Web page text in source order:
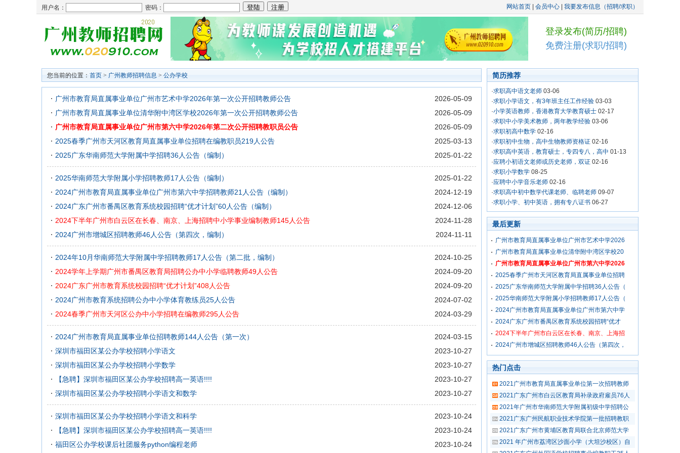
用户名： 密码： 网站首页 会员中心 我要发布信息（招聘/求职）
登录发布(简历/招聘)
免费注册(求职/招聘)
您当前的位置： 首页 > 广州教师招聘信息 > 公办学校
广州市教育局直属事业单位广州市艺术中学2026年第一次公开招聘教师公告
2026-05-09
广州市教育局直属事业单位清华附中湾区学校2026年第一次公开招聘教师公告
2026-05-09
广州市教育局直属事业单位广州市第六中学2026年第二次公开招聘教职员公告
2026-05-09
2025春季广州市天河区教育局直属事业单位招聘在编教职员219人公告
2025-03-13
2025广东华南师范大学附属中学招聘36人公告（编制）
2025-01-22
2025华南师范大学附属小学招聘教师17人公告（编制）
2025-01-22
2024广州市教育局直属事业单位广州市第六中学招聘教师21人公告（编制）
2024-12-19
2024广东广州市番禺区教育系统校园招聘“优才计划”60人公告（编制）
2024-12-06
2024下半年广州市白云区在长春、南京、上海招聘中小学事业编制教师145人公告
2024-11-28
2024广州市增城区招聘教师46人公告（第四次，编制）
2024-11-11
2024年10月华南师范大学附属中学招聘教师17人公告（第二批，编制）
2024-10-25
2024学年上学期广州市番禺区教育局招聘公办中小学临聘教师49人公告
2024-09-20
2024广东广州市教育系统校园招聘“优才计划”408人公告
2024-09-20
2024广州市教育系统招聘公办中小学体育教练员25人公告
2024-07-02
2024春季广州市天河区公办中小学招聘在编教师295人公告
2024-03-29
2024广州市教育局直属事业单位招聘教师144人公告（第一次）
2024-03-15
深圳市福田区某公办学校招聘小学语文
2023-10-27
深圳市福田区某公办学校招聘小学数学
2023-10-27
【急聘】深圳市福田区某公办学校招聘高一英语!!!!
2023-10-27
深圳市福田区某公办学校招聘小学语文和数学
2023-10-27
深圳市福田区某公办学校招聘小学语文和科学
2023-10-24
【急聘】深圳市福田区某公办学校招聘高一英语!!!!
2023-10-24
福田区公办学校课后社团服务python编程老师
2023-10-24
简历推荐
·求职高中语文老师 03-06
·求职小学语文，有3年班主任工作经验 03-03
·小学英语教师，香港教育大学教育硕士 02-17
·求职中小学美术教师，两年教学经验 03-06
·求职初高中数学 02-16
·求职初中生物，高中生物教师资格证 02-16
·求职高中英语，教育硕士，专四专八，高中 01-13
·应聘小初语文老师或历史老师，双证 02-16
·求职小学数学 08-25
·应聘中小学音乐老师 02-16
·求职高中初中数学代课老师、临聘老师 09-07
·求职小学、初中英语，拥有专八证书 06-27
最后更新
广州市教育局直属事业单位广州市艺术中学2026
广州市教育局直属事业单位清华附中湾区学校20
广州市教育局直属事业单位广州市第六中学2026
2025春季广州市天河区教育局直属事业单位招聘
2025广东华南师范大学附属中学招聘36人公告（
2025华南师范大学附属小学招聘教师17人公告（
2024广州市教育局直属事业单位广州市第六中学
2024广东广州市番禺区教育系统校园招聘“优才
2024下半年广州市白云区在长春、南京、上海招
2024广州市增城区招聘教师46人公告（第四次，
热门点击
2021广州市教育局直属事业单位第一次招聘教师
2021广东广州市白云区教育局补录政府雇员76人
2021年广州市华南师范大学附属初级中学招聘公
2021广东广州民航职业技术学院第一批招聘教职
2021广东广州市黄埔区教育局联合北京师范大学
2021 年广州市荔湾区沙面小学（大坦沙校区）自